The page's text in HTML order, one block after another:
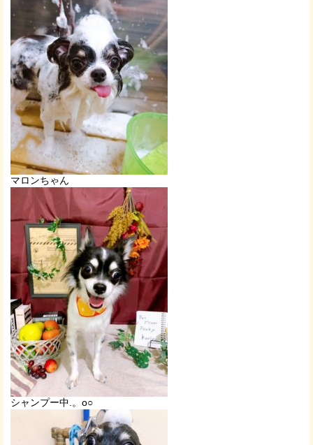
マロンちゃん
シャンプー中.。o○